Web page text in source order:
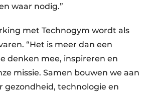
waar nodig.”
met Technogym wordt als
“Het is meer dan een
denken mee, inspireren en
missie. Samen bouwen we aan
gezondheid, technologie en